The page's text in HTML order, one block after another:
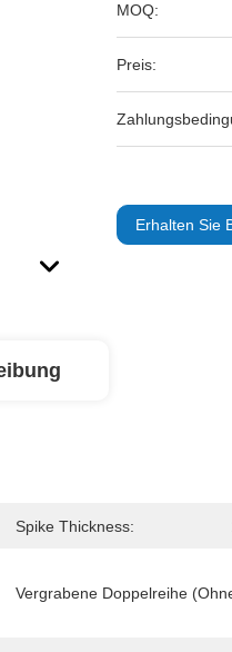
MOQ:
Preis:
Erhalten Sie
Spike Thickness:
Vergrabene Doppelreihe